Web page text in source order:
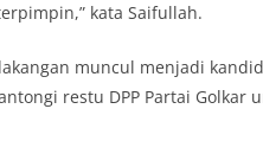
kata Saifullah.
muncul menjadi
restu DPP Partai